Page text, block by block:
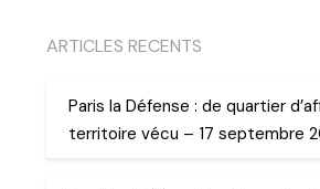
ARTICLES RECENTS
Paris la Défense : de quartier
territoire vécu – 17 septembre